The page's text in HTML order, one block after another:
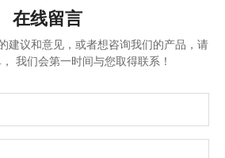
在线留言
建议和意见，或者想咨询我们的产品，请
我们会第一时间与您取得联系！